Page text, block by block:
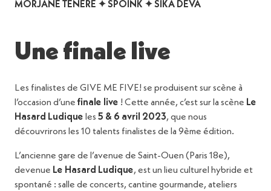
MORJANE TÉNÉRÉ ✦ SPOINK ✦ SIKA DEVA
Une finale live
Les finalistes de GIVE ME FIVE! se produisent sur scène à
l’occasion d’une finale live ! Cette année, c’est sur la scène Le
Hasard Ludique les 5 & 6 avril 2023, que nous
découvrirons les 10 talents finalistes de la 9ème édition.
L’ancienne gare de l’avenue de Saint-Ouen (Paris 18e),
devenue Le Hasard Ludique, est un lieu culturel hybride et
spontané : salle de concerts, cantine gourmande, ateliers